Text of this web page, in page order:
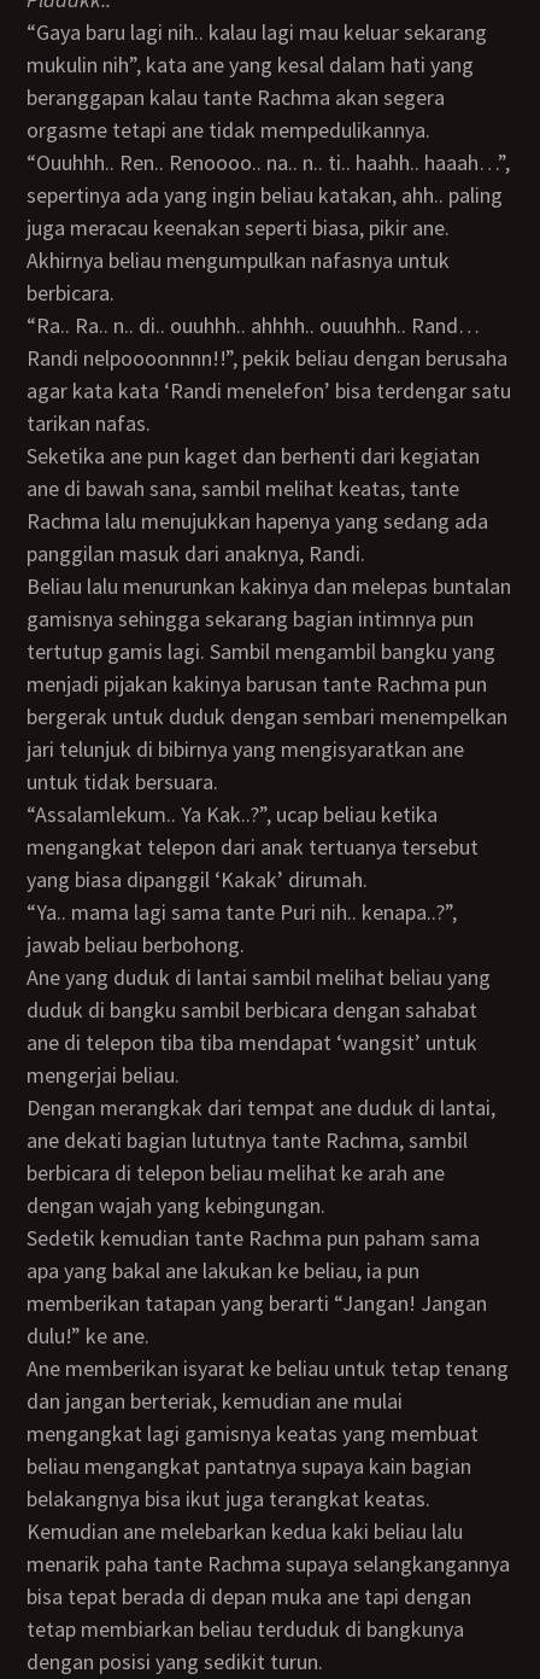
“Gaya baru lagi nih.. kalau lagi mau keluar sekarang
mukulin nih”, kata ane yang kesal dalam hati yang
beranggapan kalau tante Rachma akan segera
orgasme tetapi ane tidak mempedulikannya.
“Ouuhhh.. Ren.. Renoooo.. na.. n.. ti.. haahh.. haaah…”,
sepertinya ada yang ingin beliau katakan, ahh.. paling
juga meracau keenakan seperti biasa, pikir ane.
Akhirnya beliau mengumpulkan nafasnya untuk
berbicara.
“Ra.. Ra.. n.. di.. ouuhhh.. ahhhh.. ouuuhhh.. Rand…
Randi nelpoooonnnn!!”, pekik beliau dengan berusaha
agar kata kata ‘Randi menelefon’ bisa terdengar satu
tarikan nafas.
Seketika ane pun kaget dan berhenti dari kegiatan
ane di bawah sana, sambil melihat keatas, tante
Rachma lalu menujukkan hapenya yang sedang ada
panggilan masuk dari anaknya, Randi.
Beliau lalu menurunkan kakinya dan melepas buntalan
gamisnya sehingga sekarang bagian intimnya pun
tertutup gamis lagi. Sambil mengambil bangku yang
menjadi pijakan kakinya barusan tante Rachma pun
bergerak untuk duduk dengan sembari menempelkan
jari telunjuk di bibirnya yang mengisyaratkan ane
untuk tidak bersuara.
“Assalamlekum.. Ya Kak..?”, ucap beliau ketika
mengangkat telepon dari anak tertuanya tersebut
yang biasa dipanggil ‘Kakak’ dirumah.
“Ya.. mama lagi sama tante Puri nih.. kenapa..?”,
jawab beliau berbohong.
Ane yang duduk di lantai sambil melihat beliau yang
duduk di bangku sambil berbicara dengan sahabat
ane di telepon tiba tiba mendapat ‘wangsit’ untuk
mengerjai beliau.
Dengan merangkak dari tempat ane duduk di lantai,
ane dekati bagian lututnya tante Rachma, sambil
berbicara di telepon beliau melihat ke arah ane
dengan wajah yang kebingungan.
Sedetik kemudian tante Rachma pun paham sama
apa yang bakal ane lakukan ke beliau, ia pun
memberikan tatapan yang berarti “Jangan! Jangan
dulu!” ke ane.
Ane memberikan isyarat ke beliau untuk tetap tenang
dan jangan berteriak, kemudian ane mulai
mengangkat lagi gamisnya keatas yang membuat
beliau mengangkat pantatnya supaya kain bagian
belakangnya bisa ikut juga terangkat keatas.
Kemudian ane melebarkan kedua kaki beliau lalu
menarik paha tante Rachma supaya selangkangannya
bisa tepat berada di depan muka ane tapi dengan
tetap membiarkan beliau terduduk di bangkunya
dengan posisi yang sedikit turun.